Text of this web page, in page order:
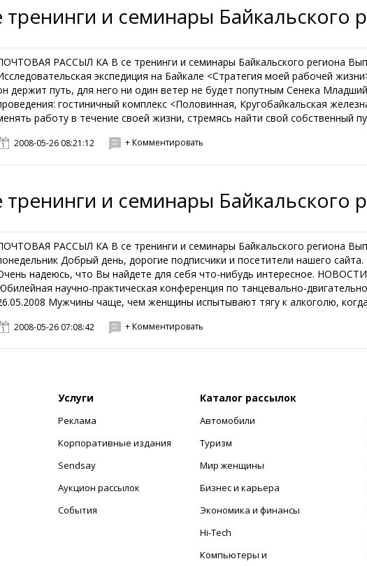
тренинги и семинары Байкальского
РАССЫЛ КА В се тренинги и семинары Байкальского региона
экспедиция на Байкале <Стратегия моей рабочей
держит путь, для него ни один ветер не будет попутным Сенека
гостиничный комплекс <Половинная, Кругобайкальская
работу в течение своей жизни, стремясь найти свой собственный
2008-05-26 08:21:12 + Комментировать
тренинги и семинары Байкальского
РАССЫЛ КА В се тренинги и семинары Байкальского региона
Добрый день, дорогие подписчики и посетители нашего
надеюсь, что Вы найдете для себя что-нибудь интересное.
научно-практическая конференция по танцевально-
Мужчины чаще, чем женщины испытывают тягу к алкоголю,
2008-05-26 07:08:42 + Комментировать
Услуги
Реклама
Корпоративные издания
Sendsay
Аукцион рассылок
События
Каталог рассылок
Автомобили
Туризм
Мир женщины
Бизнес и карьера
Экономика и финансы
Hi-Tech
Компьютеры и